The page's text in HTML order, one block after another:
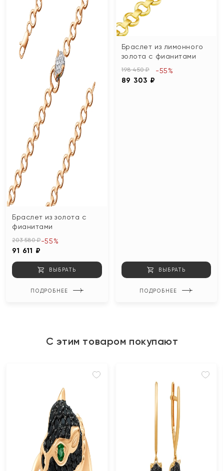
Браслет из золота с
фианитами
203 580 ₽
91 611 ₽
-55%
ВЫБРАТЬ
ПОДРОБНЕЕ
Браслет из лимонного
золота с фианитами
198 450 ₽
89 303 ₽
-55%
ВЫБРАТЬ
ПОДРОБНЕЕ
С этим товаром покупают